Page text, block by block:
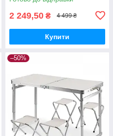
2 249,50 ₴ 4 499 ₴
Купити
–50%